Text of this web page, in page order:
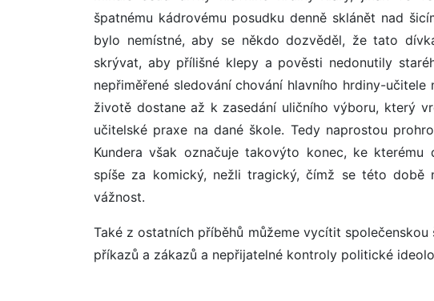
špatnému kádrovému posudku denně sklánět nad
bylo nemístné, aby se někdo dozvěděl, že tato
skrývat, aby přílišné klepy a pověsti nedonutily
nepřiměřené sledování chování hlavního hrdiny-
životě dostane až k zasedání uličního výboru, který
učitelské praxe na dané škole. Tedy naprostou
Kundera však označuje takovýto konec, ke
spíše za komický, nežli tragický, čímž se této
vážnost.
Také z ostatních příběhů můžeme vycítit
příkazů a zákazů a nepřijatelné kontroly politické